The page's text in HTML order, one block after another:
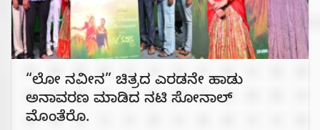
“ಲೋ ನವೀನ” ಚಿತ್ರದ ಎರಡನೇ ಹಾಡು
ಅನಾವರಣ ಮಾಡಿದ ನಟಿ ಸೋನಾಲ್
ಮೊಂತೆರೊ.